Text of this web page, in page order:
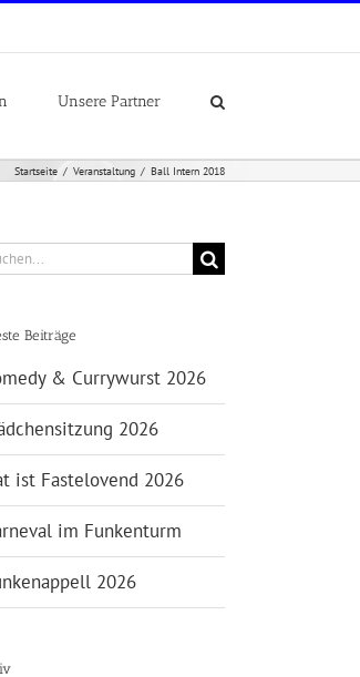
Unsere Partner
Startseite Veranstaltung Ball Intern 2018
Beiträge
& Currywurst 2026
2026
ist Fastelovend 2026
im Funkenturm
2026